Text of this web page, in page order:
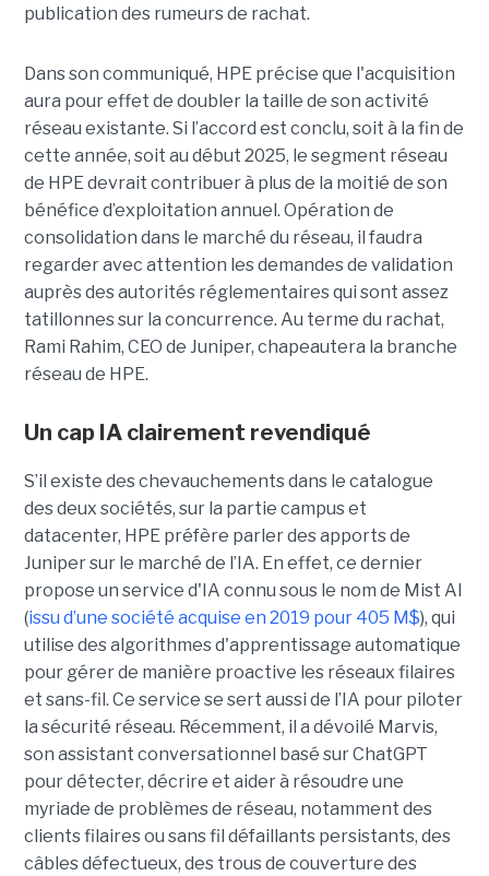
publication des rumeurs de rachat.
Dans son communiqué, HPE précise que l'acquisition
aura pour effet de doubler la taille de son activité
réseau existante. Si l’accord est conclu, soit à la fin de
cette année, soit au début 2025, le segment réseau
de HPE devrait contribuer à plus de la moitié de son
bénéfice d’exploitation annuel. Opération de
consolidation dans le marché du réseau, il faudra
regarder avec attention les demandes de validation
auprès des autorités réglementaires qui sont assez
tatillonnes sur la concurrence. Au terme du rachat,
Rami Rahim, CEO de Juniper, chapeautera la branche
réseau de HPE.
Un cap IA clairement revendiqué
S’il existe des chevauchements dans le catalogue
des deux sociétés, sur la partie campus et
datacenter, HPE préfère parler des apports de
Juniper sur le marché de l’IA. En effet, ce dernier
propose un service d'IA connu sous le nom de Mist AI
(issu d’une société acquise en 2019 pour 405 M$), qui
utilise des algorithmes d'apprentissage automatique
pour gérer de manière proactive les réseaux filaires
et sans-fil. Ce service se sert aussi de l’IA pour piloter
la sécurité réseau. Récemment, il a dévoilé Marvis,
son assistant conversationnel basé sur ChatGPT
pour détecter, décrire et aider à résoudre une
myriade de problèmes de réseau, notamment des
clients filaires ou sans fil défaillants persistants, des
câbles défectueux, des trous de couverture des